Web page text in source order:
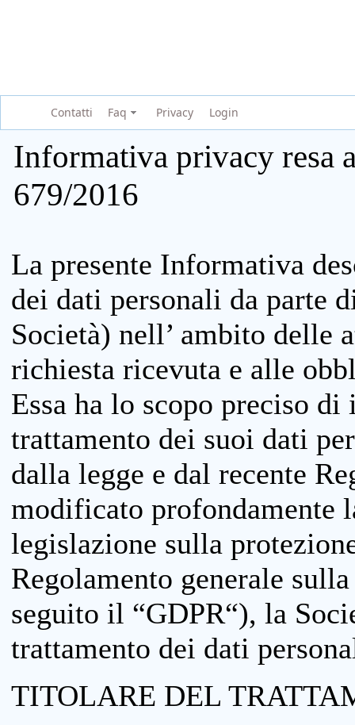
Contatti Faq Privacy Login
Informativa privacy resa
679/2016
La presente Informativa
dei dati personali da parte
Società) nell’ ambito delle
richiesta ricevuta e alle
Essa ha lo scopo preciso
trattamento dei suoi dati
dalla legge e dal recente
modificato profondamente
legislazione sulla
Regolamento generale
seguito il “GDPR“), la
trattamento dei dati
TITOLARE DEL